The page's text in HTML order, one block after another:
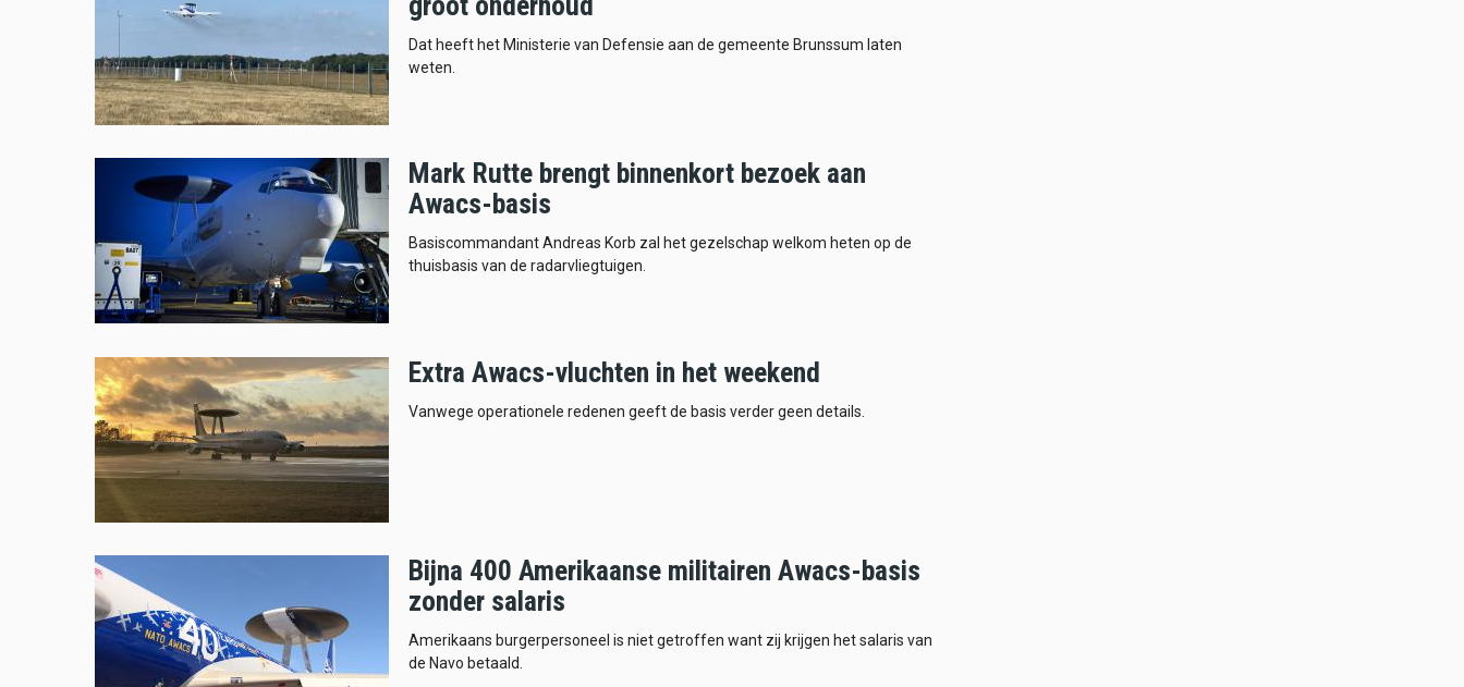
Dat heeft het Ministerie van Defensie aan de gemeente Brunssum laten
weten.
Mark Rutte brengt binnenkort bezoek aan
Awacs-basis
Basiscommandant Andreas Korb zal het gezelschap welkom heten op de
thuisbasis van de radarvliegtuigen.
Extra Awacs-vluchten in het weekend
Vanwege operationele redenen geeft de basis verder geen details.
Bijna 400 Amerikaanse militairen Awacs-basis
zonder salaris
Amerikaans burgerpersoneel is niet getroffen want zij krijgen het salaris van
de Navo betaald.